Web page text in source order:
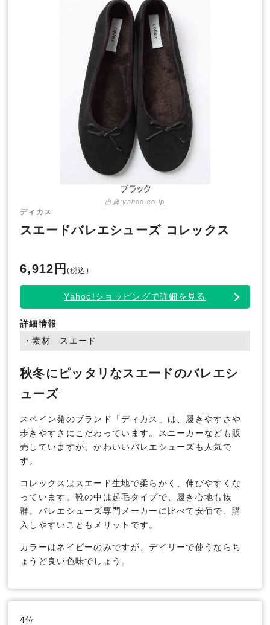
出典:yahoo.co.jp
ディカス
スエードバレエシューズ コレックス
6,912円 (税込)
Yahoo!ショッピングで詳細を見る
詳細情報
・素材 スエード
秋冬にピッタリなスエードのバレエシ
ューズ
スペイン発のブランド「ディカス」は、履きやすさや
歩きやすさにこだわっています。スニーカーなども販
売していますが、かわいいバレエシューズも人気で
す。
コレックスはスエード生地で柔らかく、伸びやすくな
っています。靴の中は起毛タイプで、履き心地も抜
群。バレエシューズ専門メーカーに比べて安価で、購
入しやすいこともメリットです。
カラーはネイビーのみですが、デイリーで使うならち
ょうど良い色味でしょう。
4位